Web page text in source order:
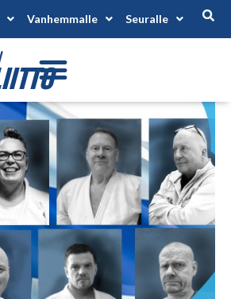
Vanhemmalle Seuralle